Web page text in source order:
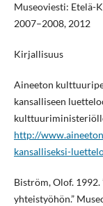
Museoviesti: Etelä-
2007–2008, 2012
Kirjallisuus
Aineeton
kansalliseen
http://
kansalliseksi-
Biström, Olof. 1992.
yhteistyöhön.”